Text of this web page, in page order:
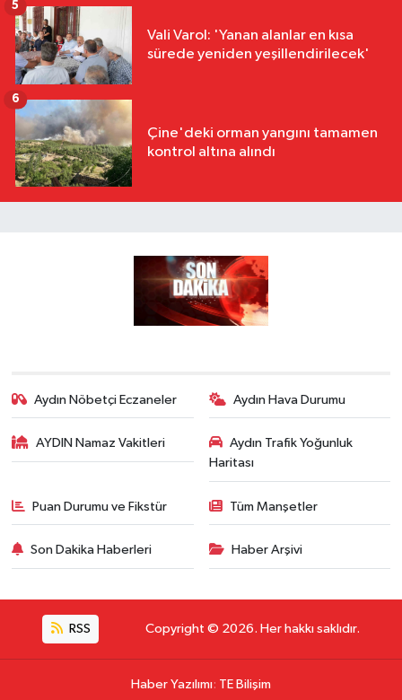
Vali Varol: 'Yanan alanlar en kısa
sürede yeniden yeşillendirilecek'
5
Çine'deki orman yangını tamamen
kontrol altına alındı
6
Aydın Nöbetçi Eczaneler Aydın Hava Durumu
AYDIN Namaz Vakitleri
Aydın Trafik Yoğunluk
Haritası
Puan Durumu ve Fikstür Tüm Manşetler
Son Dakika Haberleri Haber Arşivi
RSS Copyright © 2026. Her hakkı saklıdır.
Haber Yazılımı: TE Bilişim